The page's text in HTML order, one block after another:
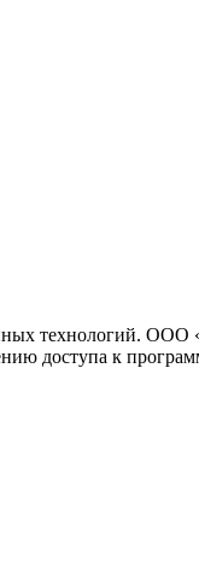
технологий. ООО
доступа к